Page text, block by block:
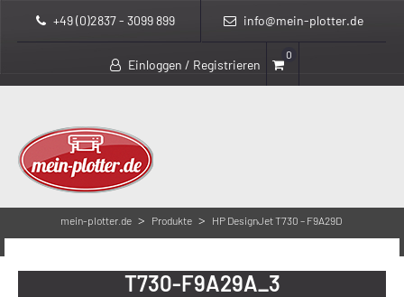
+49 (0)2837 - 3099 899 info@mein-plotter.de
Einloggen / Registrieren
0
mein-plotter.de > Produkte > HP DesignJet T730 – F9A29D
>
T730-F9A29A_3